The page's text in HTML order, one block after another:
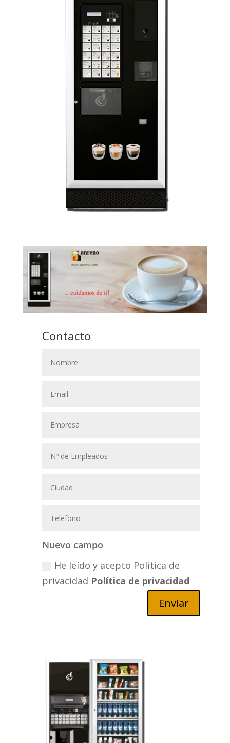
Contacto
Nuevo campo
He leído y acepto Política de
privacidad Política de privacidad
Enviar